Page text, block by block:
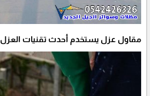
مقاول عزل يستخدم أحدث تقنيات العزل